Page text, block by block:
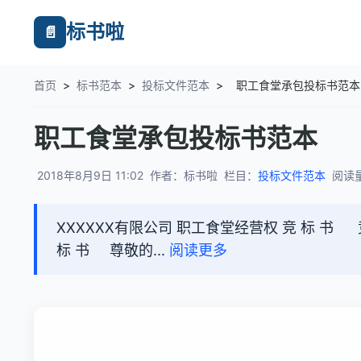
📄 标书啦
首页 > 标书范本 > 投标文件范本 > 职工食堂承包投标书范本
职工食堂承包投标书范本
2018年8月9日 11:02 作者：标书啦 栏目： 投标文件范本 阅读
XXXXXX有限公司 职工食堂经营权 竞 标 书
标 书 尊敬的... 阅读更多